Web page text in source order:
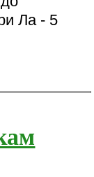
Ла - 5